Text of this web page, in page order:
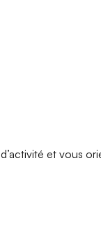
et vous